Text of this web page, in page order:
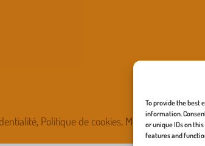
To provide the best
information.
or unique IDs on
features and
, Politique de cookies, Mentions légale